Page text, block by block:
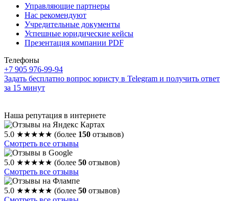
Управляющие партнеры
Нас рекомендуют
Учредительные документы
Успешные юридические кейсы
Презентация компании PDF
Телефоны
+7 905 976-99-94
Задать бесплатно вопрос юристу в Telegram и получить ответ
за 15 минут
Наша репутация в интернете
5.0 ★★★★★ (более 150 отзывов)
Смотреть все отзывы
5.0 ★★★★★ (более 50 отзывов)
Смотреть все отзывы
5.0 ★★★★★ (более 50 отзывов)